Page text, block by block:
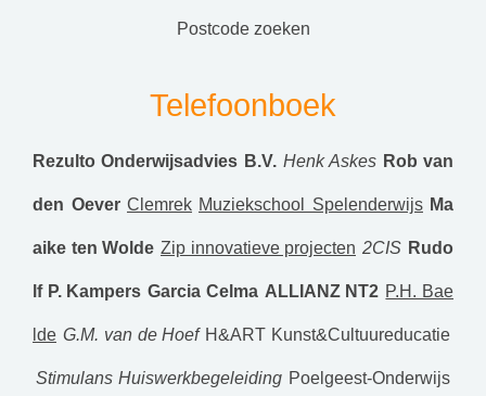
postcode zoeken
Telefoonboek
Rezulto Onderwijsadvies B.V. Henk Askes Rob van
den Oever Clemrek Muziekschool Spelenderwijs Ma
aike ten Wolde Zip innovatieve projecten 2CIS Rudo
lf P. Kampers Garcia Celma ALLIANZ NT2 P.H. Bae
lde G.M. van de Hoef H&ART Kunst&Cultuureducatie
Stimulans Huiswerkbegeleiding Poelgeest-Onderwijs